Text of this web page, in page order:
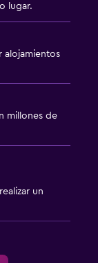
lugar.
alojamientos
millones de
un